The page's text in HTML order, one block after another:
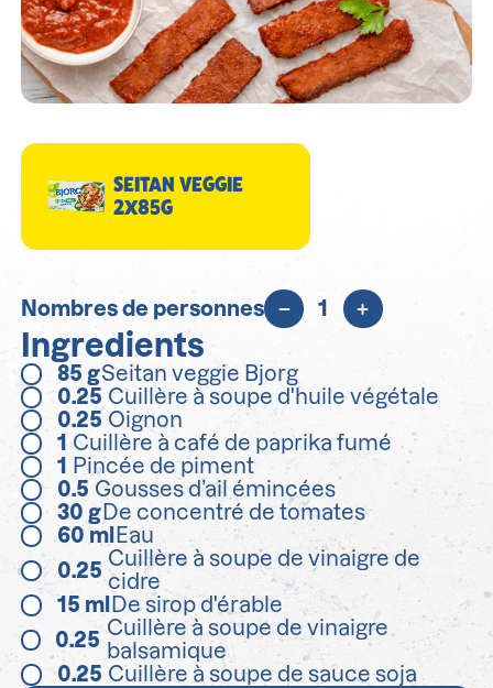
SEITAN VEGGIE
2X85G
Nombres de personnes 1
Ingredients
85 gSeitan veggie Bjorg
0.25 Cuillère à soupe d'huile végétale
0.25 Oignon
1 Cuillère à café de paprika fumé
1
Pincée de piment
0.5 Gousses d’ail émincées
30 g De concentré de tomates
60 ml Eau
0.25 Cuillère à soupe de vinaigre de
cidre
15 ml De sirop d'érable
0.25 Cuillère à soupe de vinaigre
balsamique
0.25 Cuillère à soupe de sauce soja